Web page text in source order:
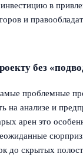
в
и
без
проблемные
на анализе и
арен это
до скрытых